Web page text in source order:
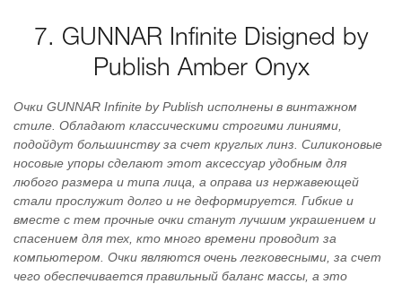
7. GUNNAR Infinite Disigned by
Publish Amber Onyx
Очки GUNNAR Infinite by Publish исполнены в винтажном
стиле. Обладают классическими строгими линиями,
подойдут большинству за счет круглых линз. Силиконовые
носовые упоры сделают этот аксессуар удобным для
любого размера и типа лица, а оправа из нержавеющей
стали прослужит долго и не деформируется. Гибкие и
вместе с тем прочные очки станут лучшим украшением и
спасением для тех, кто много времени проводит за
компьютером. Очки являются очень легковесными, за счет
чего обеспечивается правильный баланс массы, а это